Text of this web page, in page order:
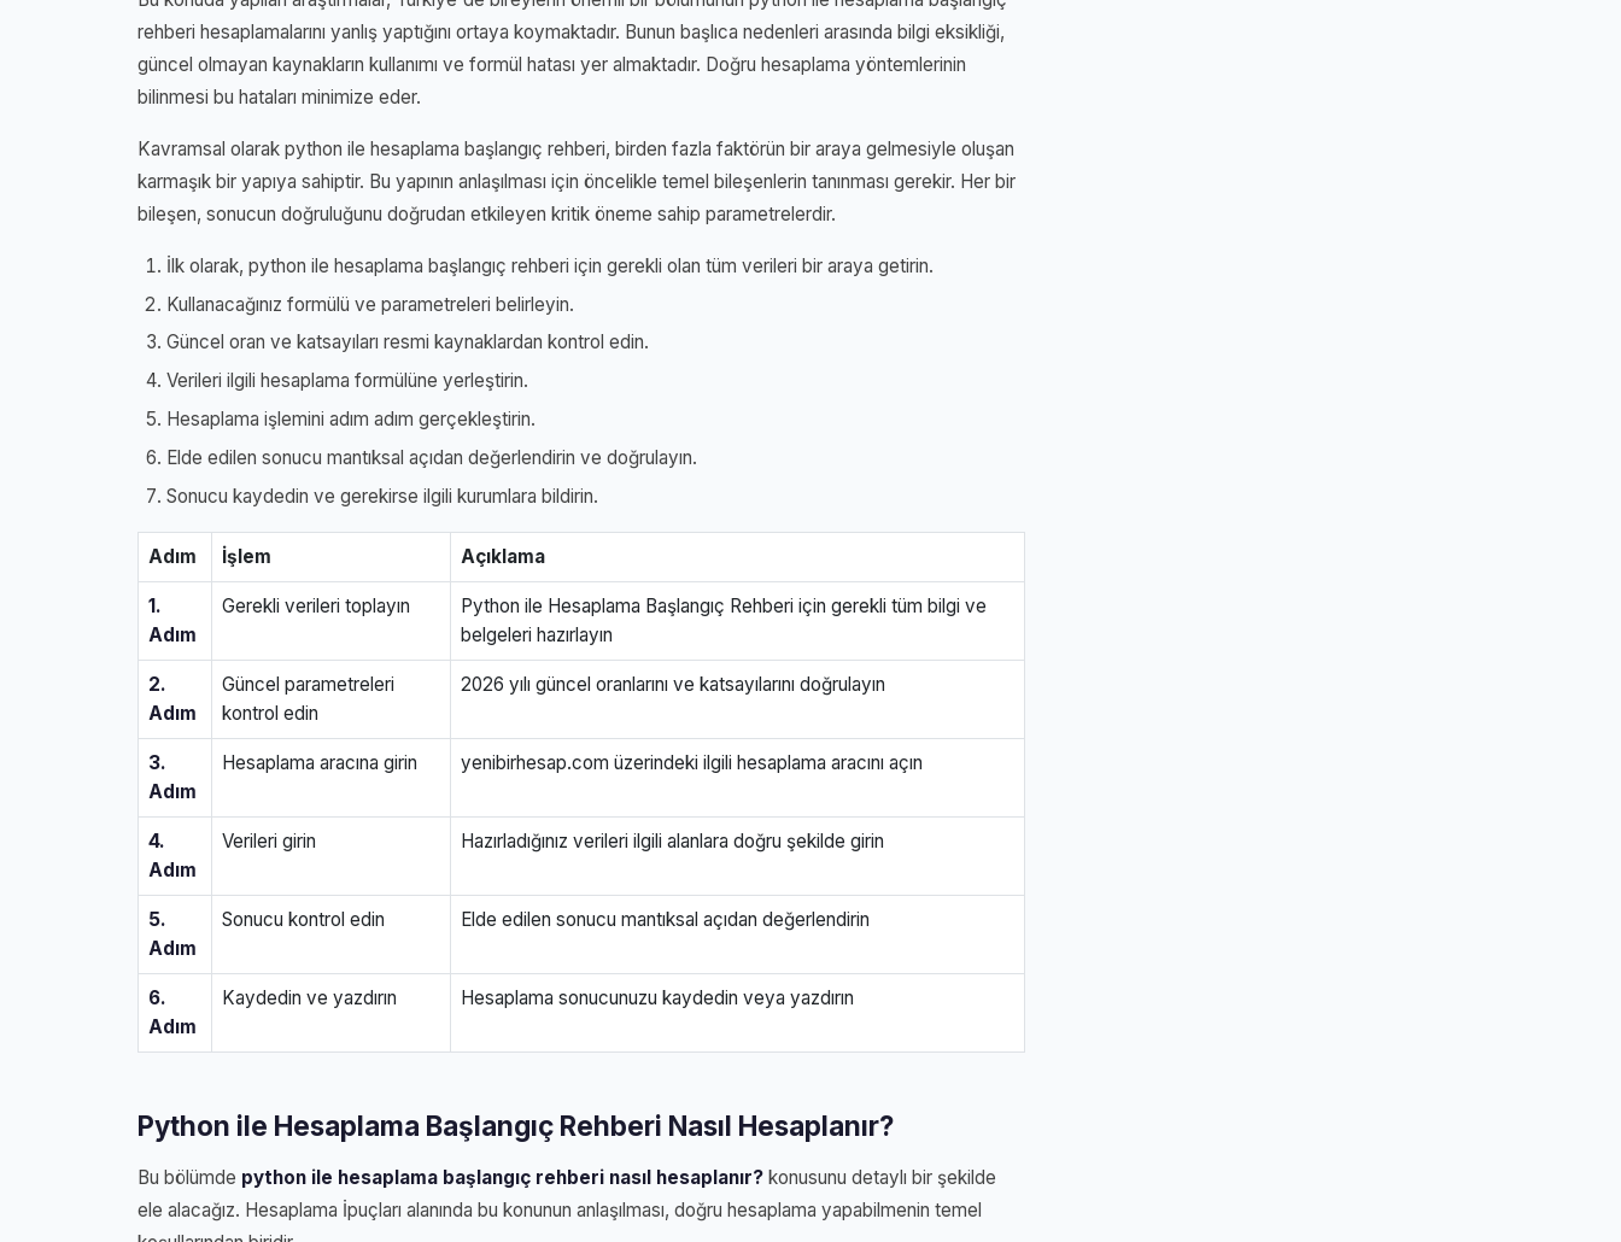
rehberi hesaplamalarını yanlış yaptığını ortaya koymaktadır. Bunun başlıca nedenleri arasında bilgi eksikliği,
güncel olmayan kaynakların kullanımı ve formül hatası yer almaktadır. Doğru hesaplama yöntemlerinin
bilinmesi bu hataları minimize eder.
Kavramsal olarak python ile hesaplama başlangıç rehberi, birden fazla faktörün bir araya gelmesiyle oluşan
karmaşık bir yapıya sahiptir. Bu yapının anlaşılması için öncelikle temel bileşenlerin tanınması gerekir. Her bir
bileşen, sonucun doğruluğunu doğrudan etkileyen kritik öneme sahip parametrelerdir.
İlk olarak, python ile hesaplama başlangıç rehberi için gerekli olan tüm verileri bir araya getirin.
Kullanacağınız formülü ve parametreleri belirleyin.
Güncel oran ve katsayıları resmi kaynaklardan kontrol edin.
Verileri ilgili hesaplama formülüne yerleştirin.
Hesaplama işlemini adım adım gerçekleştirin.
Elde edilen sonucu mantıksal açıdan değerlendirin ve doğrulayın.
Sonucu kaydedin ve gerekirse ilgili kurumlara bildirin.
Adım İşlem Açıklama
1.
Adım
Gerekli verileri toplayın
Python ile Hesaplama Başlangıç Rehberi için gerekli tüm bilgi ve
belgeleri hazırlayın
2.
Adım
Güncel parametreleri
kontrol edin
2026 yılı güncel oranlarını ve katsayılarını doğrulayın
3.
Adım
Hesaplama aracına girin yenibirhesap.com üzerindeki ilgili hesaplama aracını açın
4.
Adım
Verileri girin Hazırladığınız verileri ilgili alanlara doğru şekilde girin
5.
Adım
Sonucu kontrol edin Elde edilen sonucu mantıksal açıdan değerlendirin
6.
Adım
Kaydedin ve yazdırın Hesaplama sonucunuzu kaydedin veya yazdırın
Python ile Hesaplama Başlangıç Rehberi Nasıl Hesaplanır?
Bu bölümde python ile hesaplama başlangıç rehberi nasıl hesaplanır? konusunu detaylı bir şekilde
ele alacağız. Hesaplama İpuçları alanında bu konunun anlaşılması, doğru hesaplama yapabilmenin temel